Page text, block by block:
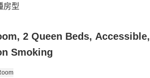
房型
2 Queen Beds, Accessible,
Smoking